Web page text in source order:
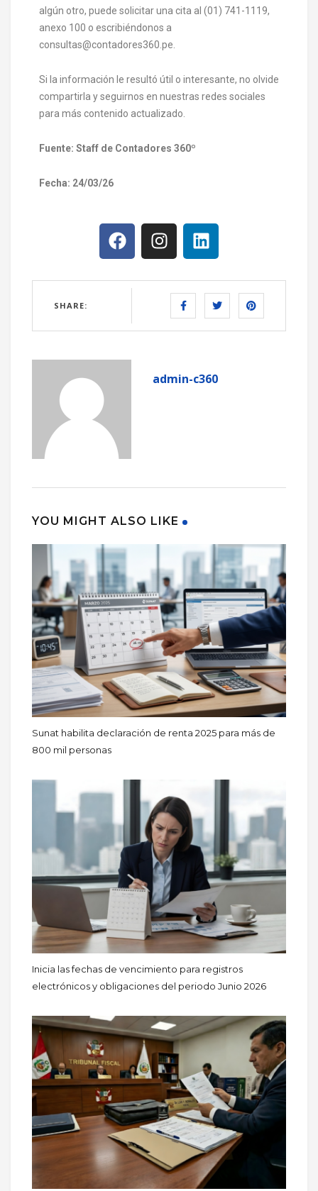
algún otro, puede solicitar una cita al (01) 741-1119,
anexo 100 o escribiéndonos a
consultas@contadores360.pe.
Si la información le resultó útil o interesante, no olvide
compartirla y seguirnos en nuestras redes sociales
para más contenido actualizado.
Fuente: Staff de Contadores 360º
Fecha: 24/03/26
SHARE:
admin-c360
YOU MIGHT ALSO LIKE
Sunat habilita declaración de renta 2025 para más de
800 mil personas
Inicia las fechas de vencimiento para registros
electrónicos y obligaciones del periodo Junio 2026